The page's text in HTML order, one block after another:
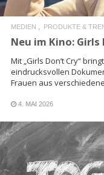
MEDIEN PRODUKTE &
Neu im Kino: Girls
Mit „Girls Don’t Cry“
eindrucksvollen
Frauen aus
4. MAI 2026